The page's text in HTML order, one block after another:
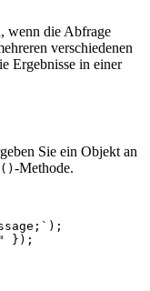
wenn die Abfrage
verschiedenen
Ergebnisse in einer
Sie ein Objekt an
-Methode.
);
});